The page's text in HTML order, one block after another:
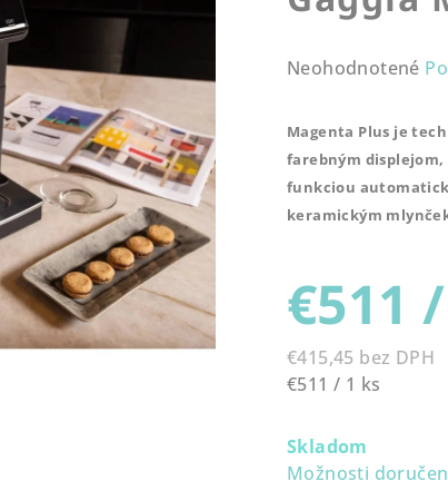
Priemerné
produktu
z
5
Neohodnotené
Magenta Plus je
farebným
funkciou
keramickým
€511
€415,45 bez DPH
Jednotková
€511 / 1 ks
Skladom
Možnosti